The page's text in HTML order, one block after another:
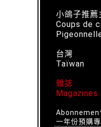
小鴿子推薦
Coups de
台灣
Taïwan
雜誌
Magazines
一年份預購